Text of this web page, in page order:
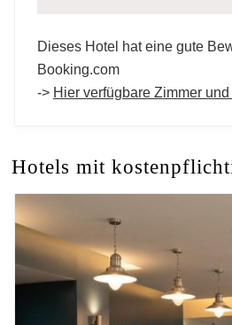
Dieses Hotel hat eine gute
Booking.com
-> Hier verfügbare Zimmer
Hotels mit